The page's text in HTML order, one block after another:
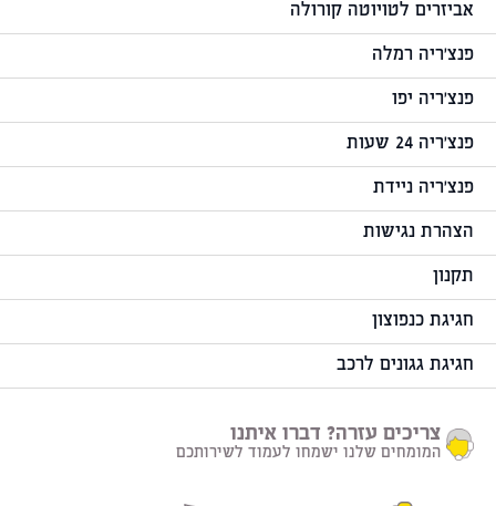
אביזרים לטויוטה קורולה
פנצ'ריה רמלה
פנצ'ריה יפו
פנצ'ריה 24 שעות
פנצ'ריה ניידת
הצהרת נגישות
תקנון
חגיגת כנפוצון
חגיגת גגונים לרכב
צריכים עזרה? דברו איתנו
המומחים שלנו ישמחו לעמוד לשירותכם